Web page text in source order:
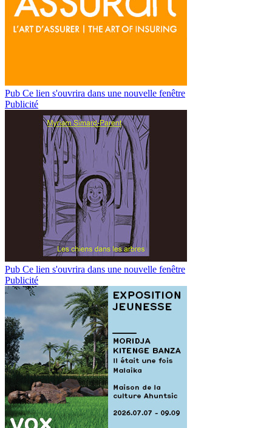
Pub Ce lien s'ouvrira dans une nouvelle fenêtre
Publicité
Pub Ce lien s'ouvrira dans une nouvelle fenêtre
Publicité